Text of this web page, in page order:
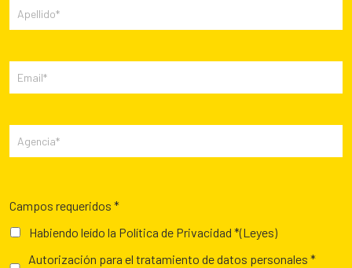
Campos requeridos *
Habiendo leído la Política de Privacidad *(Leyes)
Autorización para el tratamiento de datos personales *